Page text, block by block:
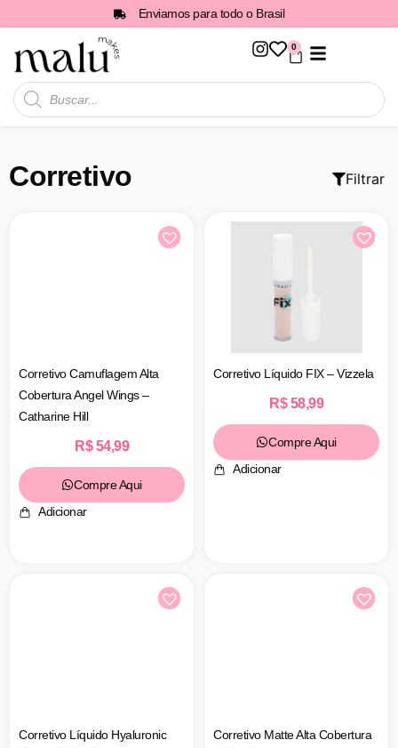
Enviamos para todo o Brasil
0
Corretivo Filtrar
Corretivo Camuflagem Alta
Cobertura Angel Wings –
Catharine Hill
R$54,99
Compre Aqui
Adicionar
Corretivo Líquido FIX – Vizzela
R$58,99
Compre Aqui
Adicionar
Corretivo Líquido Hyaluronic
Corretivo Matte Alta Cobertura